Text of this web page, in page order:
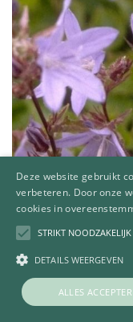
Deze website gebruikt
verbeteren. Door onze
cookies in
STRIKT NOODZAKELIJK
DETAILS WEERGEVEN
ALLES